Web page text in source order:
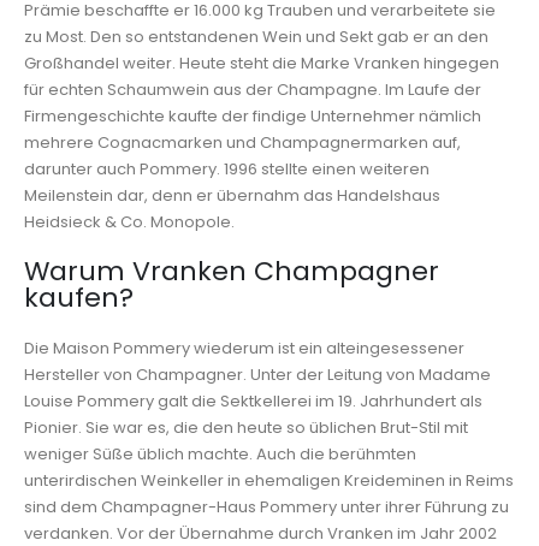
Prämie beschaffte er 16.000 kg Trauben und verarbeitete sie
zu Most. Den so entstandenen Wein und Sekt gab er an den
Großhandel weiter. Heute steht die Marke Vranken hingegen
für echten Schaumwein aus der Champagne. Im Laufe der
Firmengeschichte kaufte der findige Unternehmer nämlich
mehrere Cognacmarken und Champagnermarken auf,
darunter auch Pommery. 1996 stellte einen weiteren
Meilenstein dar, denn er übernahm das Handelshaus
Heidsieck & Co. Monopole.
Warum Vranken Champagner
kaufen?
Die Maison Pommery wiederum ist ein alteingesessener
Hersteller von Champagner. Unter der Leitung von Madame
Louise Pommery galt die Sektkellerei im 19. Jahrhundert als
Pionier. Sie war es, die den heute so üblichen Brut-Stil mit
weniger Süße üblich machte. Auch die berühmten
unterirdischen Weinkeller in ehemaligen Kreideminen in Reims
sind dem Champagner-Haus Pommery unter ihrer Führung zu
verdanken. Vor der Übernahme durch Vranken im Jahr 2002